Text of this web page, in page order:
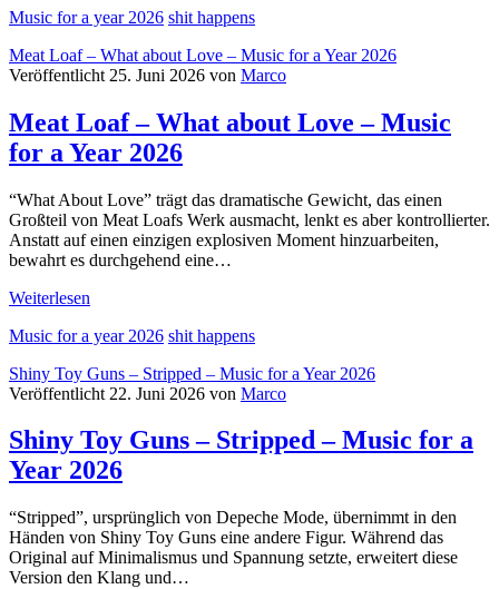
Landrut
Stardust
–
for
a
Year
Music for a year 2026 shit happens
Meat Loaf – What about Love – Music for a Year 2026
Veröffentlicht 25. Juni 2026 von Marco
Meat Loaf – What about Love – Music
for a Year 2026
“What About Love” trägt das dramatische Gewicht, das einen
Großteil von Meat Loafs Werk ausmacht, lenkt es aber kontrollierter.
Anstatt auf einen einzigen explosiven Moment hinzuarbeiten,
bewahrt es durchgehend eine…
Weiterlesen
–
about
Love
Music
for
a
2026
Music for a year 2026 shit happens
Shiny Toy Guns – Stripped – Music for a Year 2026
Veröffentlicht 22. Juni 2026 von Marco
Shiny Toy Guns – Stripped – Music for a
Year 2026
“Stripped”, ursprünglich von Depeche Mode, übernimmt in den
Händen von Shiny Toy Guns eine andere Figur. Während das
Original auf Minimalismus und Spannung setzte, erweitert diese
Version den Klang und…